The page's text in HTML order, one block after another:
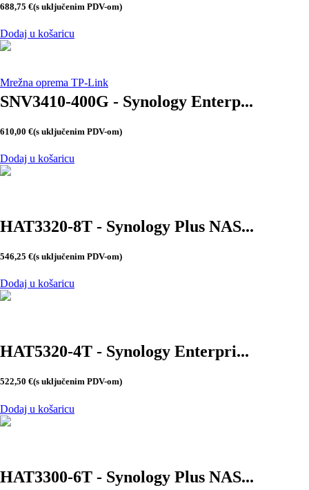
Mrežna oprema TP-Link
688,75 €(s uključenim PDV-om)
Dodaj u košaricu
SNV3410-400G - Synology Enterp...
610,00 €(s uključenim PDV-om)
Dodaj u košaricu
HAT3320-8T - Synology Plus NAS...
546,25 €(s uključenim PDV-om)
Dodaj u košaricu
HAT5320-4T - Synology Enterpri...
522,50 €(s uključenim PDV-om)
Dodaj u košaricu
HAT3300-6T - Synology Plus NAS...